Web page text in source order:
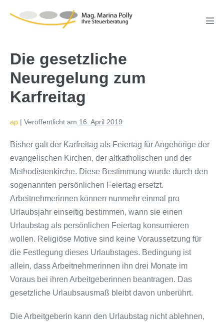
Inhalt
Die gesetzliche
Neuregelung zum
Karfreitag
ap | Veröffentlicht am 16. April 2019
Bisher galt der Karfreitag als Feiertag für Angehörige der
evangelischen Kirchen, der altkatholischen und der
Methodistenkirche. Diese Bestimmung wurde durch den
sogenannten persönlichen Feiertag ersetzt.
Arbeitnehmerinnen können nunmehr einmal pro
Urlaubsjahr einseitig bestimmen, wann sie einen
Urlaubstag als persönlichen Feiertag konsumieren
wollen. Religiöse Motive sind keine Voraussetzung für
die Festlegung dieses Urlaubstages. Bedingung ist
allein, dass Arbeitnehmerinnen ihn drei Monate im
Voraus bei ihren Arbeitgeberinnen beantragen. Das
gesetzliche Urlaubsausmaß bleibt davon unberührt.
Die Arbeitgeberin kann den Urlaubstag nicht ablehnen,